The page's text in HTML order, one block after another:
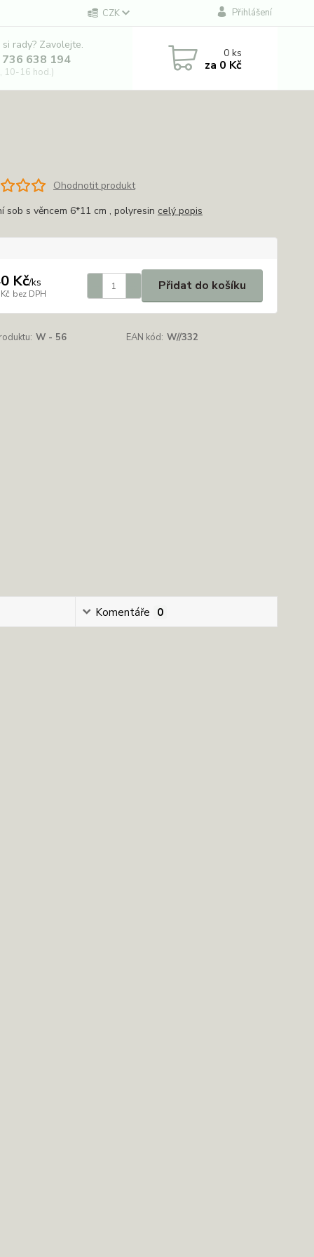
CZK Přihlášení
rady? Zavolejte.
638 194
10-16 hod.)
0ks
za 0 Kč
Ohodnotit produkt
sob s věncem 6*11 cm , polyresin celý popis
Kč/ks
bez DPH
Přidat do košíku
W - 56 EAN kód: W//332
Komentáře 0